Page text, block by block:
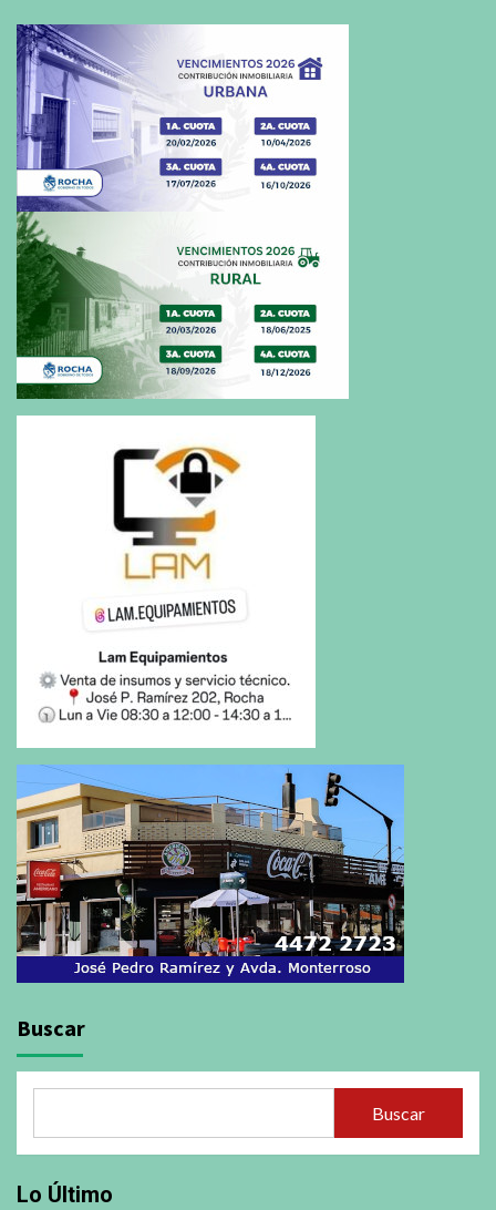
Buscar
Buscar
Lo Último